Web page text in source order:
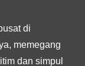
di
memegang
dan simpul